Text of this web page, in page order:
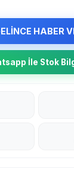
HABER
İle Stok